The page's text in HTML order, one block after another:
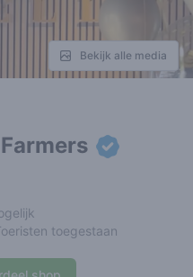
Bekijk alle media
toegestaan